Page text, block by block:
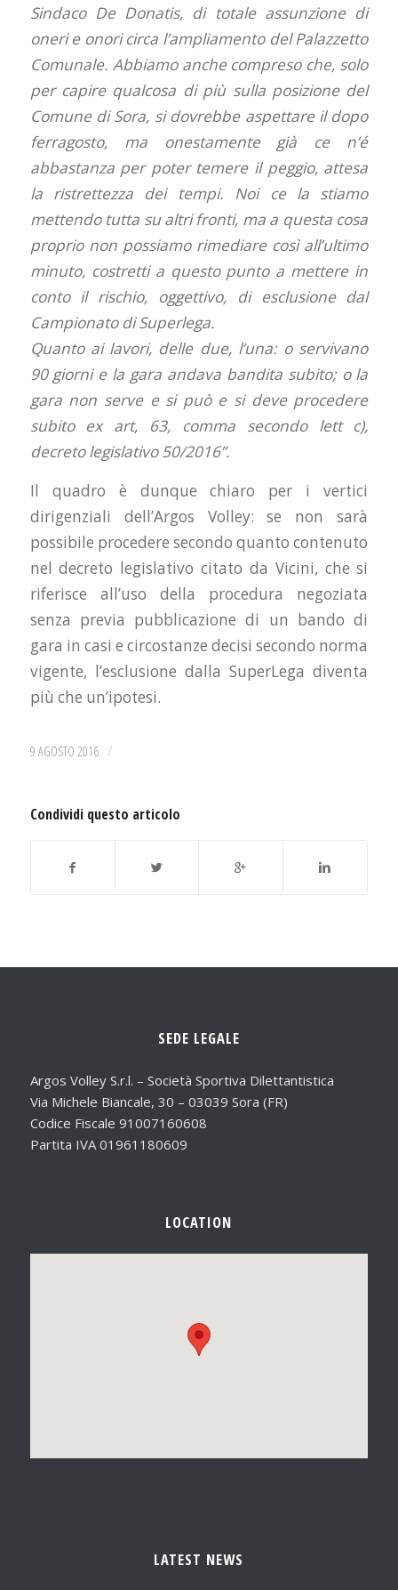
Sindaco De Donatis, di totale assunzione di
oneri e onori circa l’ampliamento del Palazzetto
Comunale. Abbiamo anche compreso che, solo
per capire qualcosa di più sulla posizione del
Comune di Sora, si dovrebbe aspettare il dopo
ferragosto, ma onestamente già ce n’é
abbastanza per poter temere il peggio, attesa
la ristrettezza dei tempi. Noi ce la stiamo
mettendo tutta su altri fronti, ma a questa cosa
proprio non possiamo rimediare così all’ultimo
minuto, costretti a questo punto a mettere in
conto il rischio, oggettivo, di esclusione dal
Campionato di Superlega.
Quanto ai lavori, delle due, l’una: o servivano
90 giorni e la gara andava bandita subito; o la
gara non serve e si può e si deve procedere
subito ex art, 63, comma secondo lett c),
decreto legislativo 50/2016”.
Il quadro è dunque chiaro per i vertici
dirigenziali dell’Argos Volley: se non sarà
possibile procedere secondo quanto contenuto
nel decreto legislativo citato da Vicini, che si
riferisce all’uso della procedura negoziata
senza previa pubblicazione di un bando di
gara in casi e circostanze decisi secondo norma
vigente, l’esclusione dalla SuperLega diventa
più che un’ipotesi.
9 AGOSTO 2016 /
Condividi questo articolo
SEDE LEGALE
Argos Volley S.r.l. – Società Sportiva Dilettantistica
Via Michele Biancale, 30 – 03039 Sora (FR)
Codice Fiscale 91007160608
Partita IVA 01961180609
LOCATION
LATEST NEWS